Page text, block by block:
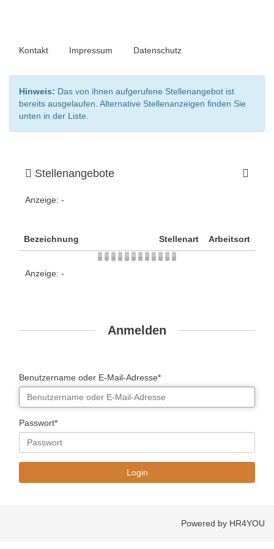
Kontakt Impressum Datenschutz
Hinweis: Das von ihnen aufgerufene Stellenangebot ist
bereits ausgelaufen. Alternative Stellenanzeigen finden Sie
unten in der Liste.
Stellenangebote
Anzeige: -
Bezeichnung Stellenart Arbeitsort
Anzeige: -
Anmelden
Benutzername oder E-Mail-Adresse*
Passwort*
Powered by HR4YOU